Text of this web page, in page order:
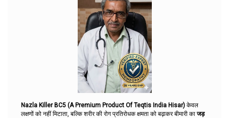
Nazla Killer BC5 (A Premium Product Of Teqtis India Hisar) केवल
लक्षणों को नहीं मिटाता, बल्कि शरीर की रोग प्रतिरोधक क्षमता को बढ़ाकर बीमारी काजड़